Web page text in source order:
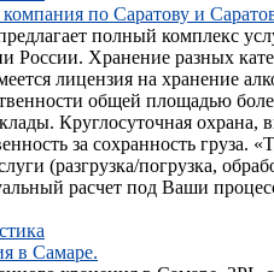
по Саратову и
полный комплекс
России. Хранение разных
лицензия на хранение
общей площадью
Круглосуточная охрана,
за сохранность груза.
(разгрузка/погрузка,
расчет под Ваши
в Самаре.